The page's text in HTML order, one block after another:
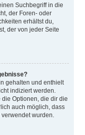
Suchbegriff in die
der Foren- oder
erhältst du,
der von jeder Seite
gehalten und enthielt
indiziert werden.
Optionen, die dir die
auch möglich, dass
wurden.